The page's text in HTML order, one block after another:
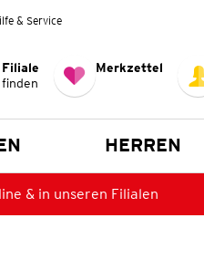
& Service
Filiale
Merkzettel
HERREN
& in unseren Filialen